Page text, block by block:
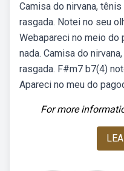
Camisa do nirvana,
rasgada. Notei no seu
Webapareci no meio do
nada. Camisa do
rasgada. F#m7 b7(4)
Apareci no meu do
For more